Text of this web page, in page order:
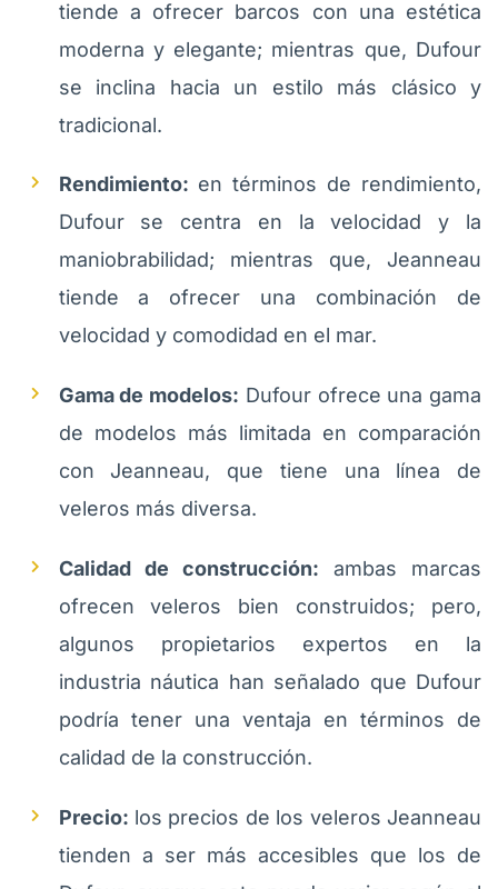
tiende a ofrecer barcos con una estética
moderna y elegante; mientras que, Dufour
se inclina hacia un estilo más clásico y
tradicional.
Rendimiento: en términos de rendimiento,
Dufour se centra en la velocidad y la
maniobrabilidad; mientras que, Jeanneau
tiende a ofrecer una combinación de
velocidad y comodidad en el mar.
Gama de modelos: Dufour ofrece una gama
de modelos más limitada en comparación
con Jeanneau, que tiene una línea de
veleros más diversa.
Calidad de construcción: ambas marcas
ofrecen veleros bien construidos; pero,
algunos propietarios expertos en la
industria náutica han señalado que Dufour
podría tener una ventaja en términos de
calidad de la construcción.
Precio: los precios de los veleros Jeanneau
tienden a ser más accesibles que los de